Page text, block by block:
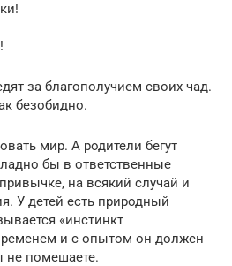
за благополучием своих чад.
безобидно.
мир. А родители бегут
бы в ответственные
на всякий случай и
У детей есть природный
«инстинкт
и с опытом он должен
не помешаете.